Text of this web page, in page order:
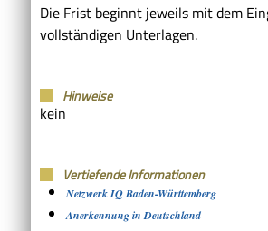
Die Frist beginnt jeweils mit dem
vollständigen Unterlagen.
Hinweise
kein
Vertiefende Informationen
Netzwerk IQ Baden-Württemberg
Anerkennung in Deutschland